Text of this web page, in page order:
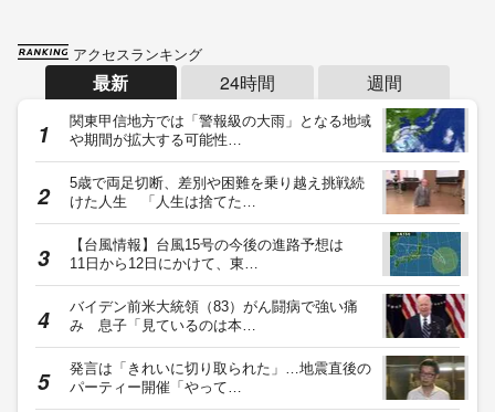
アクセスランキング
最新 24時間 週間
関東甲信地方では「警報級の大雨」となる地域
や期間が拡大する可能性…
5歳で両足切断、差別や困難を乗り越え挑戦続
けた人生 「人生は捨てた…
【台風情報】台風15号の今後の進路予想は
11日から12日にかけて、東…
バイデン前米大統領（83）がん闘病で強い痛
み 息子「見ているのは本…
発言は「きれいに切り取られた」…地震直後の
パーティー開催「やって…